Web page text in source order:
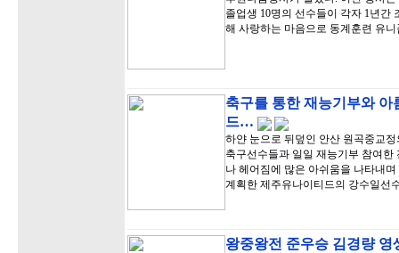
졸업생 10명의 선수들이 각자 1년간
해 사랑하는 마음으로 동계훈련 유
축구를 통한 재능기부와
드…
하얀 눈으로 뒤덮인 안산 원곡중교
축구선수들과 일일 재능기부 참여
나 헤어짐에 많은 아쉬움을 나타내
계획한 제주유나이티드의 강수일선
왕중왕전 준우승 김경량